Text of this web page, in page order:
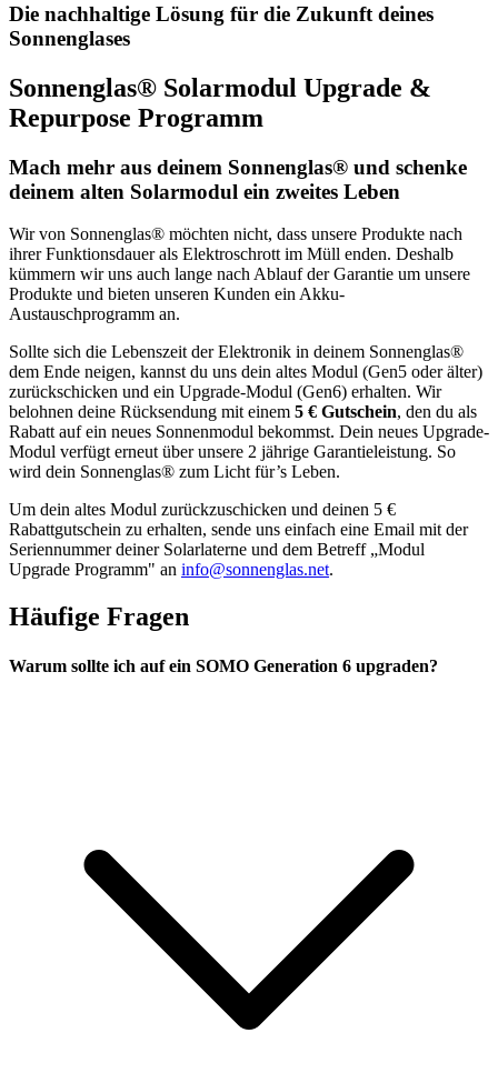
Die nachhaltige Lösung für die Zukunft deines
Sonnenglases
Sonnenglas® Solarmodul Upgrade &
Repurpose Programm
Mach mehr aus deinem Sonnenglas® und schenke
deinem alten Solarmodul ein zweites Leben
Wir von Sonnenglas® möchten nicht, dass unsere Produkte nach
ihrer Funktionsdauer als Elektroschrott im Müll enden. Deshalb
kümmern wir uns auch lange nach Ablauf der Garantie um unsere
Produkte und bieten unseren Kunden ein Akku-
Austauschprogramm an.
Sollte sich die Lebenszeit der Elektronik in deinem Sonnenglas®
dem Ende neigen, kannst du uns dein altes Modul (Gen5 oder älter)
zurückschicken und ein Upgrade-Modul (Gen6) erhalten. Wir
belohnen deine Rücksendung mit einem 5 € Gutschein, den du als
Rabatt auf ein neues Sonnenmodul bekommst. Dein neues Upgrade-
Modul verfügt erneut über unsere 2 jährige Garantieleistung. So
wird dein Sonnenglas® zum Licht für’s Leben.
Um dein altes Modul zurückzuschicken und deinen 5 €
Rabattgutschein zu erhalten, sende uns einfach eine Email mit der
Seriennummer deiner Solarlaterne und dem Betreff „Modul
Upgrade Programm" an info@sonnenglas.net.
Häufige Fragen
Warum sollte ich auf ein SOMO Generation 6 upgraden?